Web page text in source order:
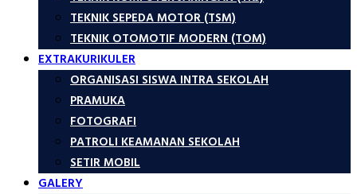
TEKNIK SEPEDA MOTOR (TSM)
TEKNIK OTOMOTIF MODERN (TOM)
EXTRAKURIKULER
ORGANISASI SISWA INTRA SEKOLAH
PRAMUKA
FOTOGRAFI
PATROLI KEAMANAN SEKOLAH
SETIR MOBIL
GALERY